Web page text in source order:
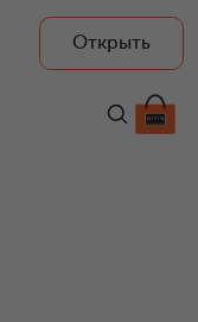
Открыть
69 950 ₽